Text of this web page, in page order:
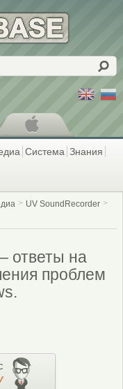
Система Знания
UV SoundRecorder
ответы на
проблем